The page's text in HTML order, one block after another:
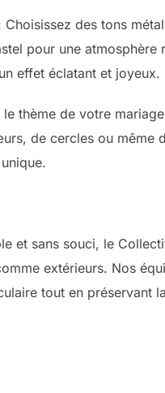
Choisissez des tons
pour une atmosphère
effet éclatant et joyeux.
le thème de votre
de cercles ou même
et sans souci, le
extérieurs. Nos
tout en préservant